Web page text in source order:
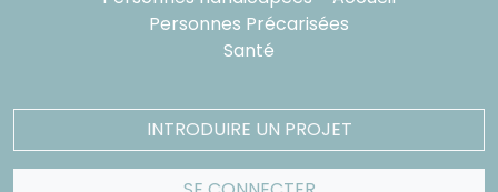
Personnes Précarisées
Santé
INTRODUIRE UN PROJET